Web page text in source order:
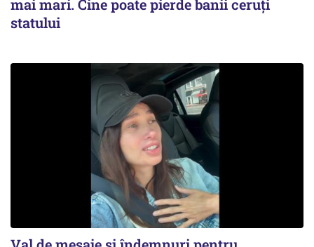
mai mari. Cine poate pierde banii ceruți
statului